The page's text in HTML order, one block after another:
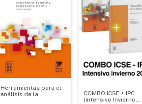
Herramientas para el
análisis de la
COMBO ICSE + IPC
(Intensivo Invierno